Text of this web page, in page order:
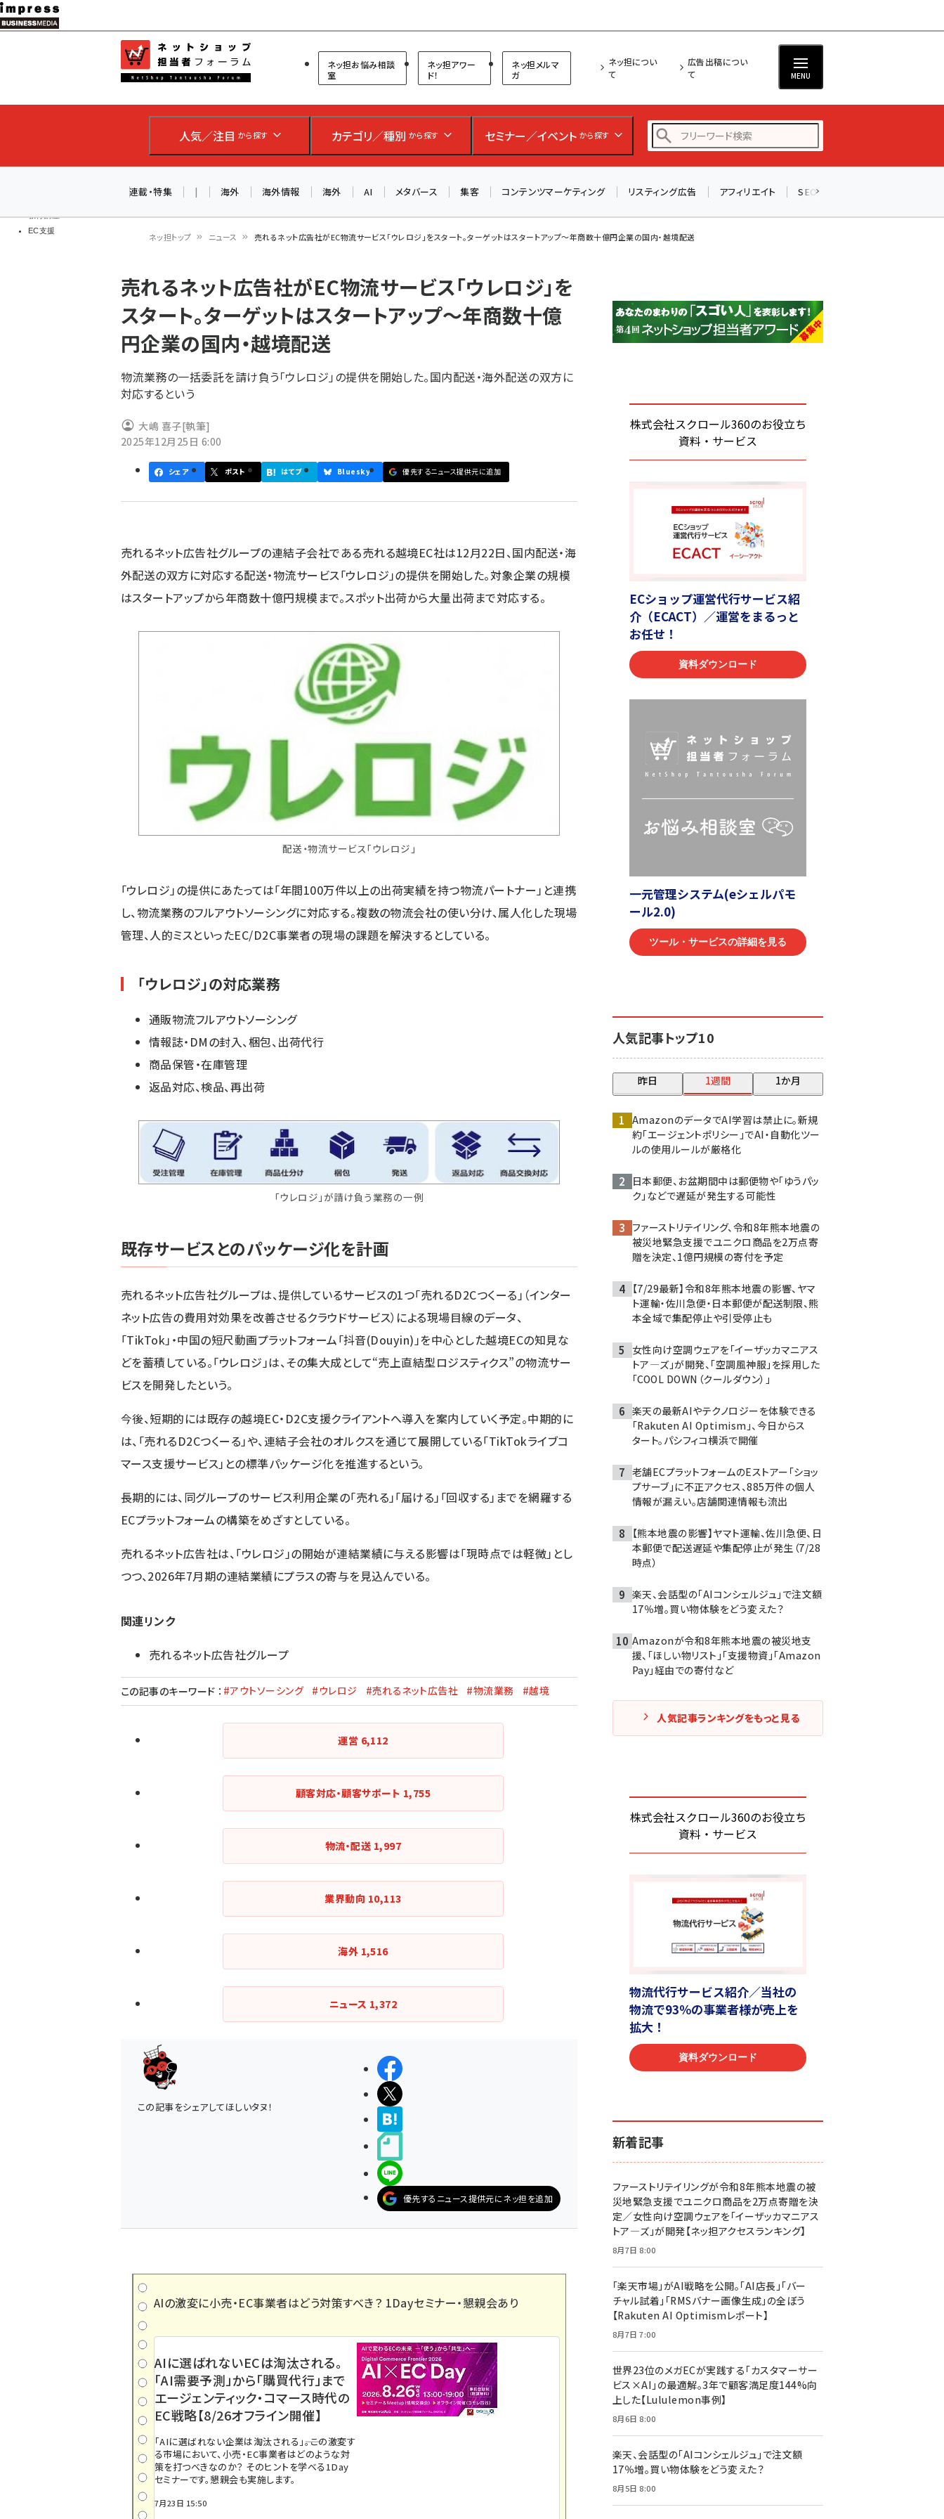
メ
イ
ン
ツ
移
教育講座
EC支援
ネットショップ担当者フォーラム
ネッ担お悩み相談
室
ネッ担アワー
ド！
ネッ担メルマ
ガ
ネッ担につい
て
広告出稿につい
て
MENU
人気／注目 から探す カテゴリ／種別 から探す セミナー／イベント から探す
アスクル (1122)
base (1081)
連載・特集 | 海外 海外情報 海外 AI メタバース 集客 コンテンツマーケティング リスティング広告 アフィリエイト SEO
ン
く
ず
ネッ担トップ ニュース 売れるネット広告社がEC物流サービス「ウレロジ」をスタート。ターゲットはスタートアップ～年商数十億円企業の国内・越境配送
売れるネット広告社がEC物流サービス「ウレロジ」を
スタート。ターゲットはスタートアップ～年商数十億
円企業の国内・越境配送
物流業務の一括委託を請け負う「ウレロジ」の提供を開始した。国内配送・海外配送の双方に
対応するという
大嶋 喜子[執筆]
2025年12月25日 6:00
シェア ポスト はてブ Bluesky 優先するニュース提供元に追加
売れるネット広告社グループの連結子会社である売れる越境EC社は12月22日、国内配送・海
外配送の双方に対応する配送・物流サービス「ウレロジ」の提供を開始した。対象企業の規模
はスタートアップから年商数十億円規模まで。スポット出荷から大量出荷まで対応する。
配送・物流サービス「ウレロジ」
「ウレロジ」の提供にあたっては「年間100万件以上の出荷実績を持つ物流パートナー」と連携
し、物流業務のフルアウトソーシングに対応する。複数の物流会社の使い分け、属人化した現場
管理、人的ミスといったEC/D2C事業者の現場の課題を解決するとしている。
「ウレロジ」の対応業務
通販物流フルアウトソーシング
情報誌・DMの封入、梱包、出荷代行
商品保管・在庫管理
返品対応、検品、再出荷
「ウレロジ」が請け負う業務の一例
既存サービスとのパッケージ化を計画
売れるネット広告社グループは、提供しているサービスの1つ「売れるD2Cつくーる」（インター
ネット広告の費用対効果を改善させるクラウドサービス）による現場目線のデータ、
「TikTok」・中国の短尺動画プラットフォーム「抖音(Douyin)」を中心とした越境ECの知見な
どを蓄積している。「ウレロジ」は、その集大成として“売上直結型ロジスティクス”の物流サー
ビスを開発したという。
今後、短期的には既存の越境EC・D2C支援クライアントへ導入を案内していく予定。中期的に
は、「売れるD2Cつくーる」や、連結子会社のオルクスを通じて展開している「TikTokライブコ
マース支援サービス」との標準パッケージ化を推進するという。
長期的には、同グループのサービス利用企業の「売れる」「届ける」「回収する」までを網羅する
ECプラットフォームの構築をめざすとしている。
売れるネット広告社は、「ウレロジ」の開始が連結業績に与える影響は「現時点では軽微」とし
つつ、2026年7月期の連結業績にプラスの寄与を見込んでいる。
関連リンク
売れるネット広告社グループ
この記事のキーワード ： #アウトソーシング #ウレロジ #売れるネット広告社 #物流業務 #越境
運営 6,112
顧客対応・顧客サポート 1,755
物流・配送 1,997
業界動向 10,113
海外 1,516
ニュース 1,372
この記事をシェアしてほしいタヌ！
優先するニュース提供元にネッ担を追加
AIの激変に小売・EC事業者はどう対策すべき？ 1Dayセミナー・懇親会あり
AIに選ばれないECは淘汰される。
「AI需要予測」から「購買代行」まで
エージェンティック・コマース時代の
EC戦略【8/26オフライン開催】
「AIに選ばれない企業は淘汰される」――。この激変す
る市場において、小売・EC事業者はどのような対
策を打つべきなのか？ そのヒントを学べる1Day
セミナーです。懇親会も実施します。
7月23日 15:50
人気記事トップ10
昨日 1週間 1か月
AmazonのデータでAI学習は禁止に。新規
約「エージェントポリシー」でAI・自動化ツー
ルの使用ルールが厳格化
日本郵便、お盆期間中は郵便物や「ゆうパッ
ク」などで遅延が発生する可能性
ファーストリテイリング、令和8年熊本地震の
被災地緊急支援でユニクロ商品を2万点寄
贈を決定、1億円規模の寄付を予定
【7/29最新】令和8年熊本地震の影響、ヤマ
ト運輸・佐川急便・日本郵便が配送制限、熊
本全域で集配停止や引受停止も
女性向け空調ウェアを「イーザッカマニアス
トア―ズ」が開発、「空調風神服」を採用した
「COOL DOWN（クールダウン）」
楽天の最新AIやテクノロジーを体験できる
「Rakuten AI Optimism」、今日からス
タート。パシフィコ横浜で開催
老舗ECプラットフォームのEストアー「ショッ
プサーブ」に不正アクセス、885万件の個人
情報が漏えい。店舗関連情報も流出
【熊本地震の影響】ヤマト運輸、佐川急便、日
本郵便で配送遅延や集配停止が発生（7/28
時点）
楽天、会話型の「AIコンシェルジュ」で注文額
17％増。買い物体験をどう変えた？
Amazonが令和8年熊本地震の被災地支
援、「ほしい物リスト」「支援物資」「Amazon
Pay」経由での寄付など
人気記事ランキングをもっと見る
新着記事
ファーストリテイリングが令和8年熊本地震の被
災地緊急支援でユニクロ商品を2万点寄贈を決
定／女性向け空調ウェアを「イーザッカマニアス
トア―ズ」が開発【ネッ担アクセスランキング】
8月7日 8:00
「楽天市場」がAI戦略を公開。「AI店長」「バー
チャル試着」「RMSバナー画像生成」の全ぼう
【Rakuten AI Optimismレポート】
8月7日 7:00
世界23位のメガECが実践する「カスタマーサー
ビス×AI」の最適解。3年で顧客満足度144%向
上した【Lululemon事例】
8月6日 8:00
楽天、会話型の「AIコンシェルジュ」で注文額
17％増。買い物体験をどう変えた？
8月5日 8:00
AIが買い物を代行する時代に打つべき「次の一手」とは？
アルペン、オイシックス、元UA責任者が登壇のリアルECセ
ミナー（8/26＠東京）【交流会も実施】
参加登録はこちら↑